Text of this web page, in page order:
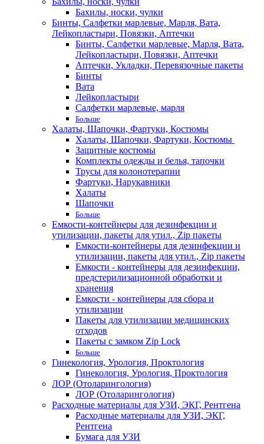
Бахилы, носки, чулки
Бинты, Салфетки марлевые, Марля, Вата,
Лейкопластыри, Повязки, Аптечки
Бинты, Салфетки марлевые, Марля, Вата,
Лейкопластыри, Повязки, Аптечки
Аптечки, Укладки, Перевязочные пакеты
Бинты
Вата
Лейкопластыри
Салфетки марлевые, марля
Больше
Халаты, Шапочки, Фартуки, Костюмы
Халаты, Шапочки, Фартуки, Костюмы
Защитные костюмы
Комплекты одежды и белья, тапочки
Трусы для колонотерапии
Фартуки, Нарукавники
Халаты
Шапочки
Больше
Емкости-контейнеры для дезинфекции и
утилизации, пакеты для утил., Zip пакеты
Емкости-контейнеры для дезинфекции и
утилизации, пакеты для утил., Zip пакеты
Емкости - контейнеры для дезинфекции,
предстерилизационной обработки и
хранения
Емкости - контейнеры для сбора и
утилизации
Пакеты для утилизации медицинских
отходов
Пакеты с замком Zip Lock
Больше
Гинекология, Урология, Проктология
Гинекология, Урология, Проктология
ЛОР (Отоларингология)
ЛОР (Отоларингология)
Расходные материалы для УЗИ, ЭКГ, Рентгена
Расходные материалы для УЗИ, ЭКГ,
Рентгена
Бумага для УЗИ